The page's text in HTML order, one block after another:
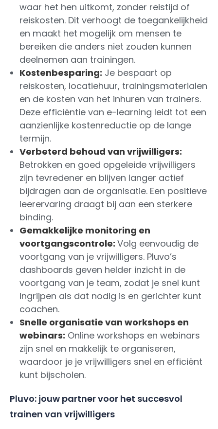
waar het hen uitkomt, zonder reistijd of
reiskosten. Dit verhoogt de toegankelijkheid
en maakt het mogelijk om mensen te
bereiken die anders niet zouden kunnen
deelnemen aan trainingen.
Kostenbesparing: Je bespaart op
reiskosten, locatiehuur, trainingsmaterialen
en de kosten van het inhuren van trainers.
Deze efficiëntie van e-learning leidt tot een
aanzienlijke kostenreductie op de lange
termijn.
Verbeterd behoud van vrijwilligers:
Betrokken en goed opgeleide vrijwilligers
zijn tevredener en blijven langer actief
bijdragen aan de organisatie. Een positieve
leerervaring draagt bij aan een sterkere
binding.
Gemakkelijke monitoring en
voortgangscontrole: Volg eenvoudig de
voortgang van je vrijwilligers. Pluvo’s
dashboards geven helder inzicht in de
voortgang van je team, zodat je snel kunt
ingrijpen als dat nodig is en gerichter kunt
coachen.
Snelle organisatie van workshops en
webinars: Online workshops en webinars
zijn snel en makkelijk te organiseren,
waardoor je je vrijwilligers snel en efficiënt
kunt bijscholen.
Pluvo: jouw partner voor het succesvol
trainen van vrijwilligers